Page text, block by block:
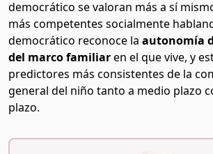
democrático se valoran más a sí
más competentes socialmente
democrático reconoce la autonomía
del marco familiaren el que vive, y
predictores más consistentes de la
general del niño tanto a medio plazo
plazo.